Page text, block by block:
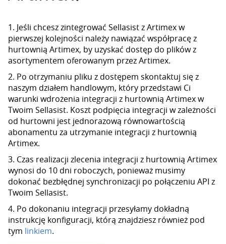
1. Jeśli chcesz zintegrować Sellasist z Artimex w
pierwszej kolejności należy nawiązać współpracę z
hurtownią Artimex, by uzyskać dostęp do plików z
asortymentem oferowanym przez Artimex.
2. Po otrzymaniu pliku z dostępem skontaktuj się z
naszym działem handlowym, który przedstawi Ci
warunki wdrożenia integracji z hurtownią Artimex w
Twoim Sellasist. Koszt podpięcia integracji w zależności
od hurtowni jest jednorazową równowartością
abonamentu za utrzymanie integracji z hurtownią
Artimex.
3. Czas realizacji zlecenia integracji z hurtownią Artimex
wynosi do 10 dni roboczych, ponieważ musimy
dokonać bezbłędnej synchronizacji po połączeniu API z
Twoim Sellasist.
4. Po dokonaniu integracji przesyłamy dokładną
instrukcję konfiguracji, którą znajdziesz również pod
tym linkiem.